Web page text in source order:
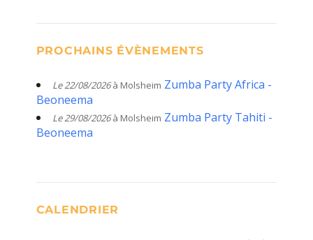
PROCHAINS ÉVÈNEMENTS
Le 22/08/2026à Molsheim Zumba Party Africa -
Beoneema
Le 29/08/2026à Molsheim Zumba Party Tahiti -
Beoneema
CALENDRIER